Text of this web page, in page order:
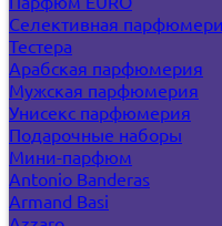
Селективная
Тестера
Арабская парфюмерия
Мужская парфюмерия
Унисекс парфюмерия
Подарочные наборы
Мини-парфюм
Antonio Banderas
Armand Basi